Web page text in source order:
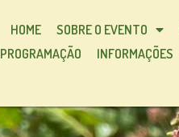
HOME SOBRE O EVENTO
PROGRAMAÇÃO
INFORMAÇÕES